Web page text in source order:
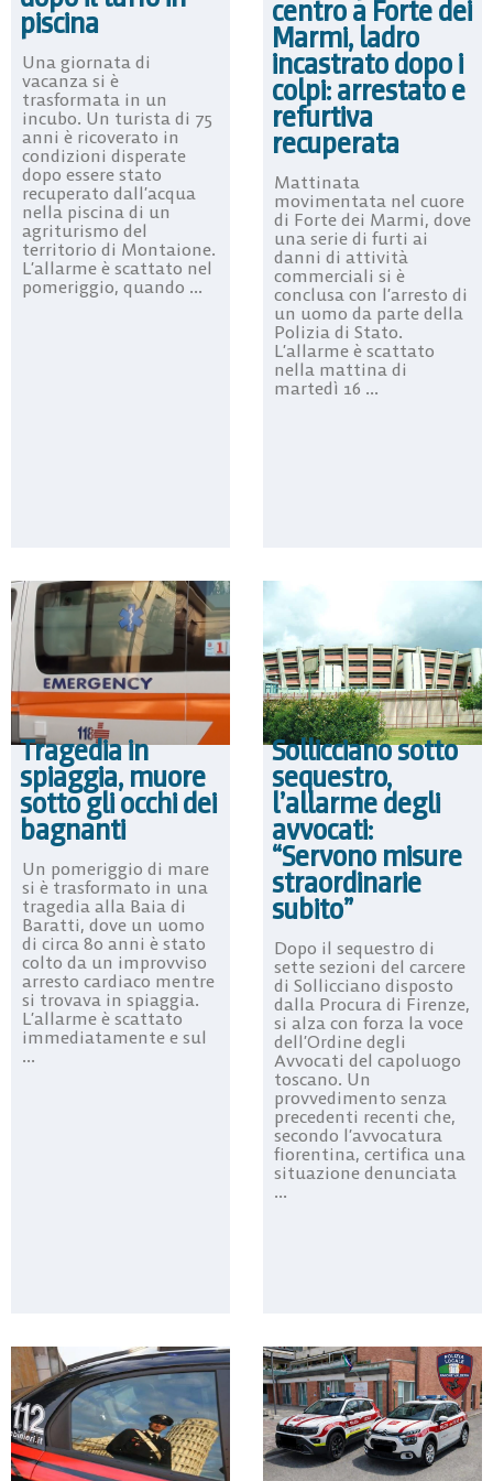
piscina
Una giornata di
vacanza si è
trasformata in un
incubo. Un turista di 75
anni è ricoverato in
condizioni disperate
dopo essere stato
recuperato dall’acqua
nella piscina di un
agriturismo del
territorio di Montaione.
L’allarme è scattato nel
pomeriggio, quando ...
centro a Forte dei
Marmi, ladro
incastrato dopo i
colpi: arrestato e
refurtiva
recuperata
Mattinata
movimentata nel cuore
di Forte dei Marmi, dove
una serie di furti ai
danni di attività
commerciali si è
conclusa con l’arresto di
un uomo da parte della
Polizia di Stato.
L’allarme è scattato
nella mattina di
martedì 16 ...
Tragedia in
spiaggia, muore
sotto gli occhi dei
bagnanti
Un pomeriggio di mare
si è trasformato in una
tragedia alla Baia di
Baratti, dove un uomo
di circa 80 anni è stato
colto da un improvviso
arresto cardiaco mentre
si trovava in spiaggia.
L’allarme è scattato
immediatamente e sul
...
Sollicciano sotto
sequestro,
l’allarme degli
avvocati:
“Servono misure
straordinarie
subito”
Dopo il sequestro di
sette sezioni del carcere
di Sollicciano disposto
dalla Procura di Firenze,
si alza con forza la voce
dell’Ordine degli
Avvocati del capoluogo
toscano. Un
provvedimento senza
precedenti recenti che,
secondo l’avvocatura
fiorentina, certifica una
situazione denunciata
...